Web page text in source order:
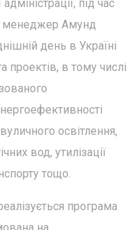
під час
менеджер Амунд
день в Україні
проектів, в тому числі
освітлення,
вод, утилізації
тощо.
програма